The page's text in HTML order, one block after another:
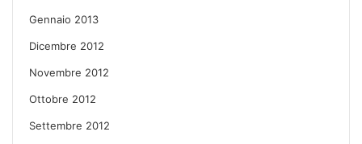
Gennaio 2013
Dicembre 2012
Novembre 2012
Ottobre 2012
Settembre 2012